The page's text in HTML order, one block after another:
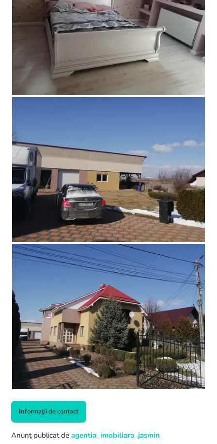
Informaţii de contact
Anunţ publicat de agentia_imobiliara_jasmin